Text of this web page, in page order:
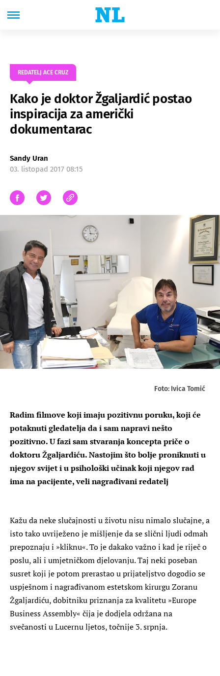
REDATELJ ACE CRUZ
Kako je doktor Žgaljardić postao
inspiracija za američki
dokumentarac
Sandy Uran
03. listopad 2017 08:15
Foto: Ivica Tomić
Radim filmove koji imaju pozitivnu poruku, koji će
potaknuti gledatelja da i sam napravi nešto
pozitivno. U fazi sam stvaranja koncepta priče o
doktoru Žgaljardiću. Nastojim što bolje proniknuti u
njegov svijet i u psihološki učinak koji njegov rad
ima na pacijente, veli nagrađivani redatelj
Kažu da neke slučajnosti u životu nisu nimalo slučajne, a
isto tako uvriježeno je mišljenje da se slični ljudi odmah
prepoznaju i »kliknu«. To je dakako važno i kad je riječ o
poslu, ali i umjetničkom djelovanju. Taj neki poseban
susret koji je potom prerastao u prijateljstvo dogodio se
uspješnom i nagrađivanom estetskom kirurgu Zoranu
Žgaljardiću, dobitniku priznanja za kvalitetu »Europe
Business Assembly« čija je dodjela održana na
svečanosti u Lucernu ljetos, točnije 3. srpnja.